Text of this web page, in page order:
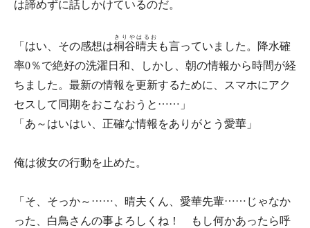
は諦めずに話しかけているのだ。
「はい、その感想は桐谷晴夫
きりやはるお
も言っていました。降水確
率0％で絶好の洗濯日和、しかし、朝の情報から時間が経
ちました。最新の情報を更新するために、スマホにアク
セスして同期をおこなおうと……」
「あ～はいはい、正確な情報をありがとう愛華」
俺は彼女の行動を止めた。
「そ、そっか～……、晴夫くん、愛華先輩……じゃなか
った、白鳥さんの事よろしくね！ もし何かあったら呼